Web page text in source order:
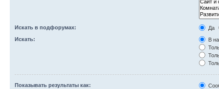
Искать в подфорумах:
Да
Искать:
В
Показывать результаты как: